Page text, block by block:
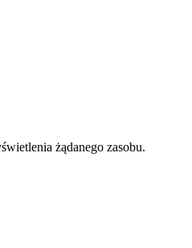
żądanego zasobu.